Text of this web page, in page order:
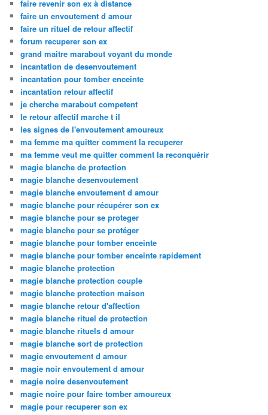
faire revenir son ex à distance
faire un envoutement d amour
faire un rituel de retour affectif
forum recuperer son ex
grand maitre marabout voyant du monde
incantation de desenvoutement
incantation pour tomber enceinte
incantation retour affectif
je cherche marabout competent
le retour affectif marche t il
les signes de l'envoutement amoureux
ma femme ma quitter comment la recuperer
ma femme veut me quitter comment la reconquérir
magie blanche de protection
magie blanche desenvoutement
magie blanche envoutement d amour
magie blanche pour récupérer son ex
magie blanche pour se proteger
magie blanche pour se protéger
magie blanche pour tomber enceinte
magie blanche pour tomber enceinte rapidement
magie blanche protection
magie blanche protection couple
magie blanche protection maison
magie blanche retour d'affection
magie blanche rituel de protection
magie blanche rituels d amour
magie blanche sort de protection
magie envoutement d amour
magie noir envoutement d amour
magie noire desenvoutement
magie noire pour faire tomber amoureux
magie pour recuperer son ex